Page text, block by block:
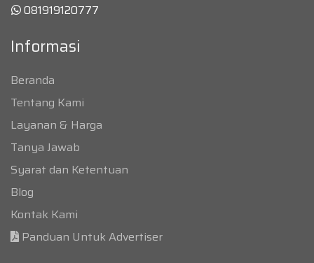
081919120777
Informasi
Beranda
Tentang Kami
Layanan & Harga
Tanya Jawab
Syarat dan Ketentuan
Blog
Kontak Kami
Panduan Untuk Advertiser